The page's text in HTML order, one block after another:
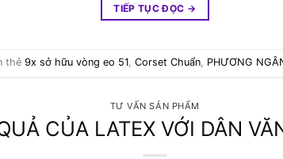
TIẾP TỤC ĐỌC →
thẻ 9x sở hữu vòng eo 51, Corset Chuẩn, PHƯƠNG
TƯ VẤN SẢN PHẨM
CỦA LATEX VỚI DÂN